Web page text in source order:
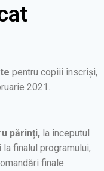
pentru copiii înscriși,
2021.
părinți, la începutul
finalul programului,
finale.